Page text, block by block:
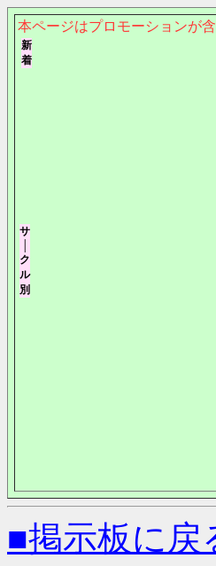
本ページはプロモーションが含
■掲示板に戻